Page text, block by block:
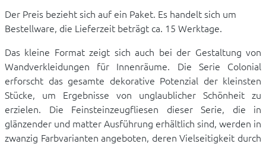
Der Preis bezieht sich auf ein Paket. Es handelt sich um
Bestellware, die Lieferzeit beträgt ca. 15 Werktage.
Das kleine Format zeigt sich auch bei der Gestaltung von
Wandverkleidungen für Innenräume. Die Serie Colonial
erforscht das gesamte dekorative Potenzial der kleinsten
Stücke, um Ergebnisse von unglaublicher Schönheit zu
erzielen. Die Feinsteinzeugfliesen dieser Serie, die in
glänzender und matter Ausführung erhältlich sind, werden in
zwanzig Farbvarianten angeboten, deren Vielseitigkeit durch